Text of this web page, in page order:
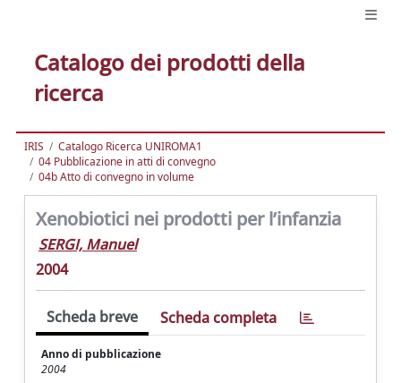
Catalogo dei prodotti della
ricerca
IRIS
Catalogo Ricerca UNIROMA1
04 Pubblicazione in atti di convegno
04b Atto di convegno in volume
Xenobiotici nei prodotti per l’infanzia
SERGI, Manuel
2004
Scheda breve Scheda completa
Anno di pubblicazione
2004